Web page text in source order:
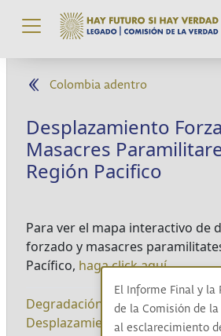
Pasar al contenido principal
Colombia adentro
Desplazamiento
Masacres
Región Pacifico
Para ver el mapa interactivo de
forzado y masacres
Pacífico, haga click aquí.
Degradación de la guerra|
Desplazamiento forzado|
El Informe Final y
de la Comisión de
al esclarecimiento